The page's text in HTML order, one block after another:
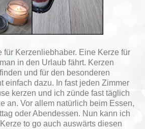
für Kerzenliebhaber. Eine Kerze für
in den Urlaub fährt. Kerzen
und für den besonderen
einfach dazu. In fast jeden Zimmer
kerzen und ich zünde fast täglich
an. Vor allem natürlich beim Essen,
oder Abendessen. Nun kann ich
to go auch auswärts diesen